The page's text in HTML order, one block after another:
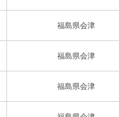
福島県会津
福島県会津
福島県会津